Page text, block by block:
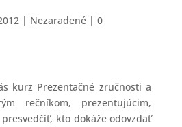
| Nezaradené| 0
kurz Prezentačné zručnosti a
rečníkom, prezentujúcim,
kto dokáže odovzdať